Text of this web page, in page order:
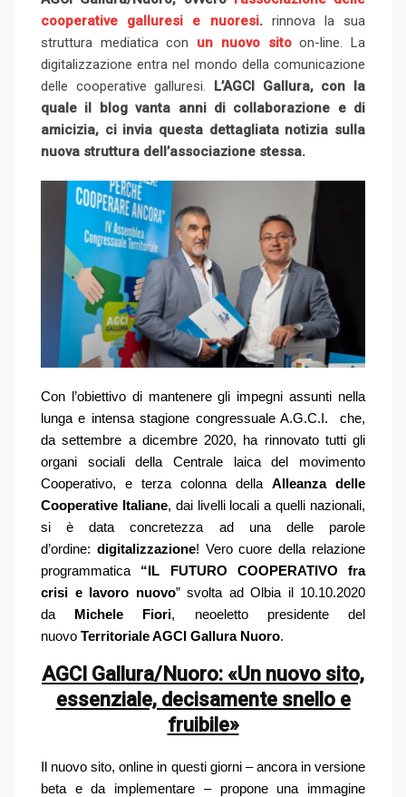
+
n
e
U
p
o
n
e
s
t
i
t
e
v
i
a
E
m
a
l
t
cooperative galluresi e nuoresi.rinnova la sua
struttura mediatica con un nuovo sitoon-line. La
digitalizzazione entra nel mondo della comunicazione
delle cooperative galluresi. L’AGCI Gallura, con la
quale il blog vanta anni di collaborazione e di
amicizia, ci invia questa dettagliata notizia sulla
nuova struttura dell’associazione stessa.
Con l’obiettivo di mantenere gli impegni assunti nella
lunga e intensa stagione congressuale A.G.C.I. che,
da settembre a dicembre 2020, ha rinnovato tutti gli
organi sociali della Centrale laica del movimento
Cooperativo, e terza colonna della Alleanza delle
Cooperative Italiane, dai livelli locali a quelli nazionali,
si è data concretezza ad una delle parole
d’ordine: digitalizzazione! Vero cuore della relazione
programmatica “IL FUTURO COOPERATIVO fra
crisi e lavoro nuovo” svolta ad Olbia il 10.10.2020
da Michele Fiori, neoeletto presidente del
nuovo Territoriale AGCI Gallura Nuoro.
AGCI Gallura/Nuoro: «Un nuovo sito,
essenziale, decisamente snello e
fruibile»
Il nuovo sito, online in questi giorni – ancora in versione
beta e da implementare – propone una immagine